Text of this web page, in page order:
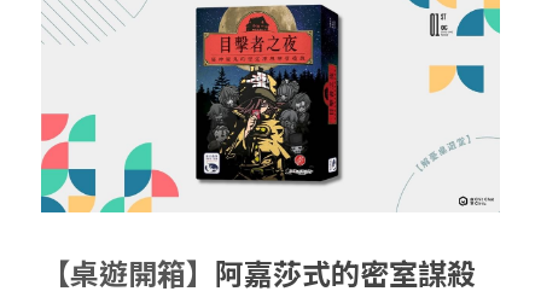
文化美食夜
療寮看電影
給大人的電影社
手作．時光
《我在露台煎西多士》場刊
《邊界》概念藝術展
《休日》創作聯展
板橋輕運動
實青小學堂+
特別企劃 - 眠八月
實體課程 Course
板橋運動教室
Yoga 瑜珈
Boxing 拳擊
廣東話基礎班
西多士 粵語劇場
守護華江人工濕地
療寮．工作室開放日
《神隱》實境遊戲
調香師
共享空間
平日最新優惠
聯絡我們 Contact us
搜索
02 7755 7668
【桌遊開箱】 阿嘉莎式的密室謀殺